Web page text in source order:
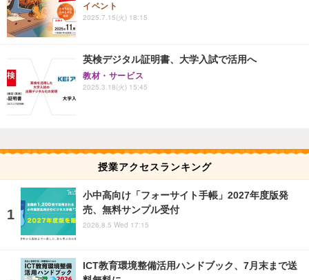
イベント
2025.7.15(火) 18:15
英検デジタル証明書、大学入試で活用へ
教材・サービス
2025.3.18(火) 15:45
授業アクセスランキング
小中高向け「フォーサイト手帳」2027年度版発
売、無料サンプル受付
2026.8.5 Wed 17:15
ICT教育環境整備活用ハンドブック、7月末まで送